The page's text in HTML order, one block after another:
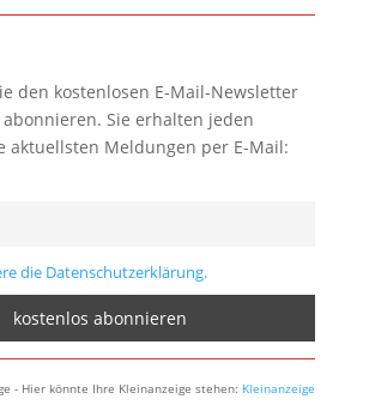
den kostenlosen E-Mail-Newsletter
Sie erhalten jeden
aktuellsten Meldungen per E-Mail:
die Datenschutzerklärung.
- Hier könnte Ihre Kleinanzeige stehen: Kleinanzeige